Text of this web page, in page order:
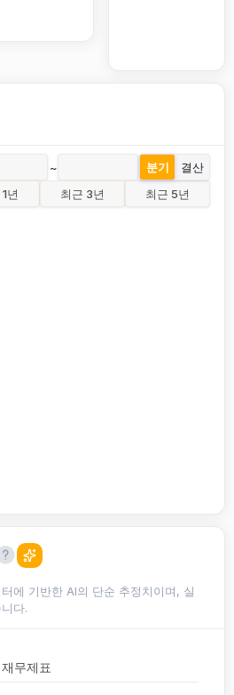
~ 분기
결산
년
최근 3년 최근 5년
에 기반한 AI의 단순 추정치이며, 실
다.
무제표